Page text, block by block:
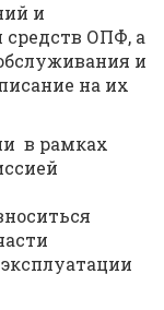
и
средств ОПФ, а
и
на их
в рамках